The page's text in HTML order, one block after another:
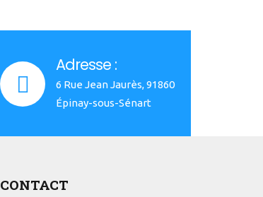
Adresse :
6 Rue Jean Jaurès, 91860
Épinay-sous-Sénart
CONTACT